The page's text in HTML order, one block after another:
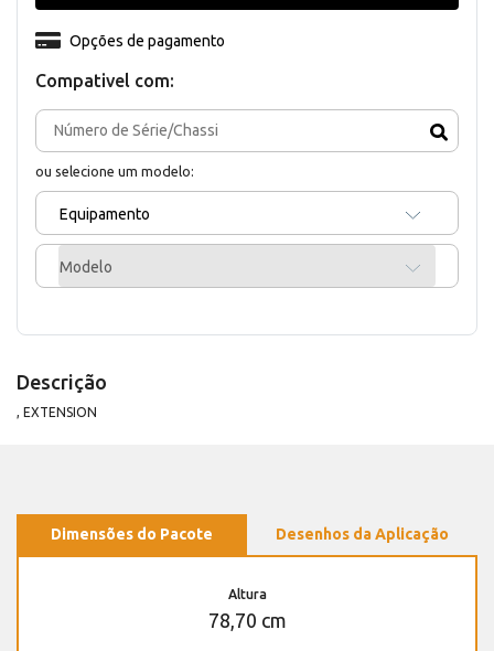
Compativel com:
ou selecione um modelo:
Equipamento
Modelo
Opções de pagamento
Descrição
, EXTENSION
Dimensões do Pacote Desenhos da Aplicação
Altura
78,70 cm